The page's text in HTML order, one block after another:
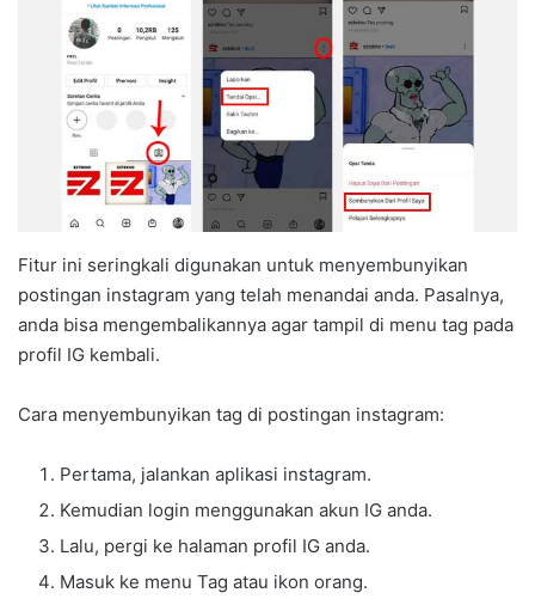
Fitur ini seringkali digunakan untuk menyembunyikan
postingan instagram yang telah menandai anda. Pasalnya,
anda bisa mengembalikannya agar tampil di menu tag pada
profil IG kembali.
Cara menyembunyikan tag di postingan instagram:
Pertama, jalankan aplikasi instagram.
Kemudian login menggunakan akun IG anda.
Lalu, pergi ke halaman profil IG anda.
Masuk ke menu Tag atau ikon orang.